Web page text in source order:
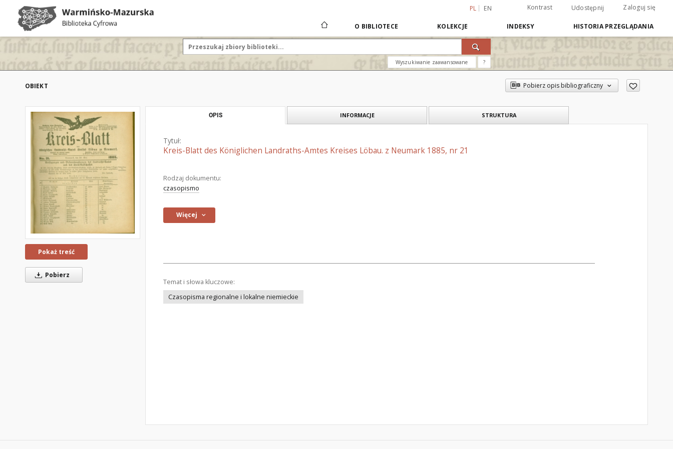
PL EN Kontrast Udostępnij Zaloguj się
O BIBLIOTECE KOLEKCJE INDEKSY HISTORIA PRZEGLĄDANIA
Wyszukiwanie zaawansowane ?
OBIEKT Pobierz opis bibliograficzny
Pokaż treść
Pobierz
OPIS INFORMACJE STRUKTURA
Tytuł:
Kreis-Blatt des Königlichen Landraths-Amtes Kreises Löbau. z Neumark 1885, nr 21
Rodzaj dokumentu:
czasopismo
Więcej
Temat i słowa kluczowe:
Czasopisma regionalne i lokalne niemieckie